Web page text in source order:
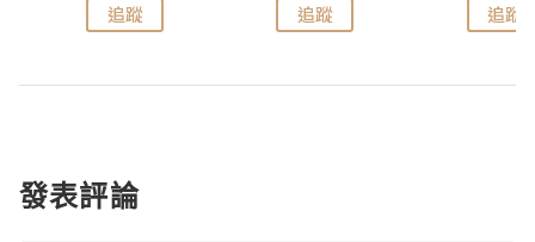
追蹤 追蹤 追蹤
發表評論